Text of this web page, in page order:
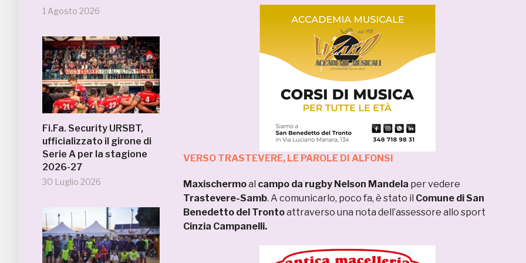
1 Agosto 2026
Fi.Fa. Security URSBT,
ufficializzato il girone di
Serie A per la stagione
2026-27
30 Luglio 2026
VERSO TRASTEVERE, LE PAROLE DI ALFONSI
Maxischermoal campo da rugby Nelson Mandela per vedere
Trastevere-Samb. A comunicarlo, poco fa, è stato il Comune di San
Benedetto del Trontoattraverso una nota dell’assessore allo sport
Cinzia Campanelli.